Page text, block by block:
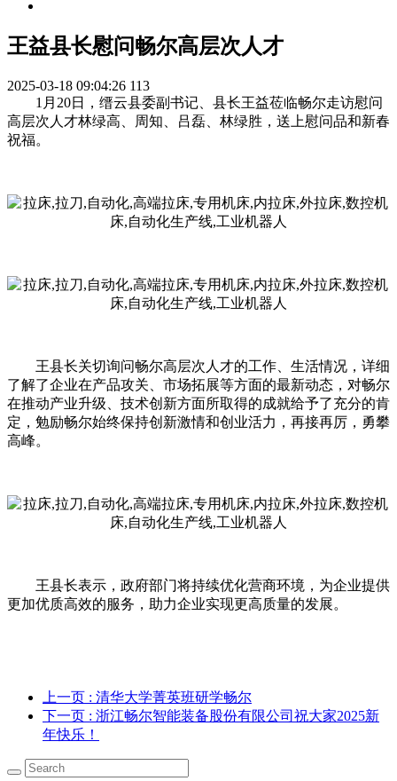
王益县长慰问畅尔高层次人才
2025-03-18 09:04:26 113
1月20日，缙云县委副书记、县长王益莅临畅尔走访慰问
高层次人才林绿高、周知、吕磊、林绿胜，送上慰问品和新春
祝福。
王县长关切询问畅尔高层次人才的工作、生活情况，详细
了解了企业在产品攻关、市场拓展等方面的最新动态，对畅尔
在推动产业升级、技术创新方面所取得的成就给予了充分的肯
定，勉励畅尔始终保持创新激情和创业活力，再接再厉，勇攀
高峰。
王县长表示，政府部门将持续优化营商环境，为企业提供
更加优质高效的服务，助力企业实现更高质量的发展。
上一页 : 清华大学菁英班研学畅尔
下一页 : 浙江畅尔智能装备股份有限公司祝大家2025新
年快乐！